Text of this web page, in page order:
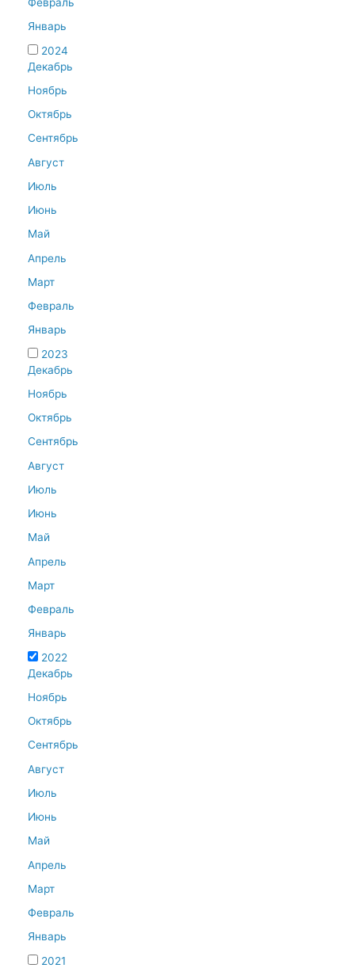
Январь
2024
Декабрь
Ноябрь
Октябрь
Сентябрь
Август
Июль
Июнь
Май
Апрель
Март
Февраль
Январь
2023
Декабрь
Ноябрь
Октябрь
Сентябрь
Август
Июль
Июнь
Май
Апрель
Март
Февраль
Январь
2022
Декабрь
Ноябрь
Октябрь
Сентябрь
Август
Июль
Июнь
Май
Апрель
Март
Февраль
Январь
2021